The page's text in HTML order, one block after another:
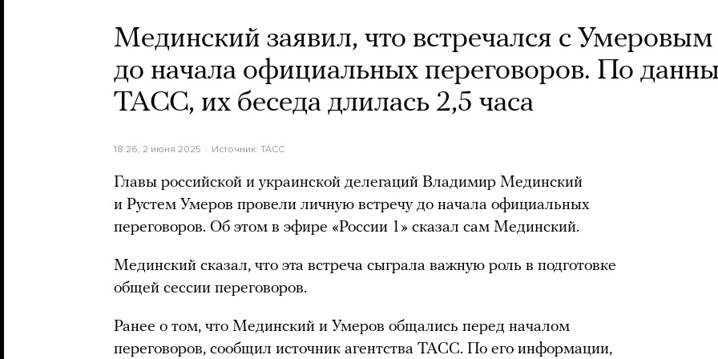
Мединский заявил, что встречался с Умеровым
до начала официальных переговоров. По
ТАСС, их беседа длилась 2,5 часа
18:26, 2 июня 2025 Источник: ТАСС
Главы российской и украинской делегаций Владимир Мединский
и Рустем Умеров провели личную встречу до начала официальных
переговоров. Об этом в эфире «России 1» сказал сам Мединский.
Мединский сказал, что эта встреча сыграла важную роль в подготовке
общей сессии переговоров.
Ранее о том, что Мединский и Умеров общались перед началом
переговоров, сообщил источник агентства ТАСС. По его информации,